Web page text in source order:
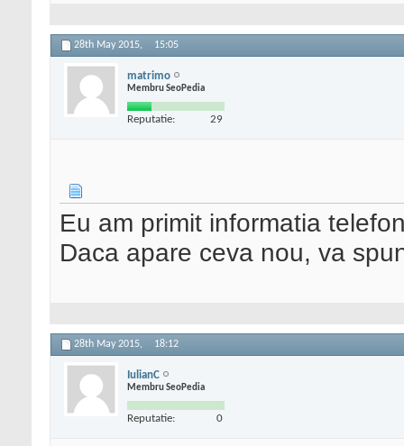
28th May 2015, 15:05
matrimo
Membru SeoPedia
Reputatie: 29
Eu am primit informatia
Daca apare ceva nou, va
28th May 2015, 18:12
IulianC
Membru SeoPedia
Reputatie: 0